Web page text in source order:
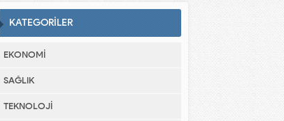
KATEGORİLER
EKONOMI
SAĞLIK
TEKNOLOJI